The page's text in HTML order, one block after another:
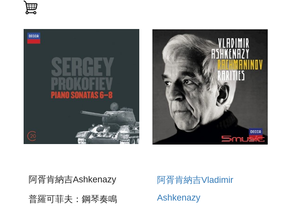
阿胥肯納吉Ashkenazy
普羅可菲夫：鋼琴奏鳴
阿胥肯納吉Vladimir
Ashkenazy